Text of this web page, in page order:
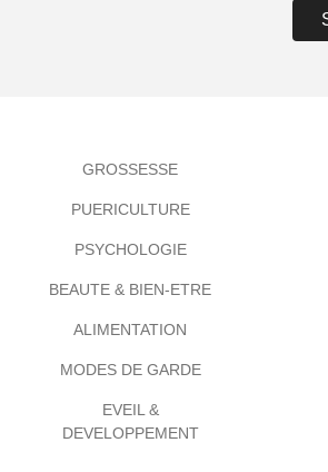
GROSSESSE
PUERICULTURE
PSYCHOLOGIE
BEAUTE & BIEN-ETRE
ALIMENTATION
MODES DE GARDE
EVEIL &
DEVELOPPEMENT